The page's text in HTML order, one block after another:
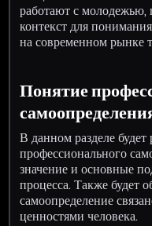
работают с молодежью,
контекст для
на современном рынке
Понятие
В данном разделе
профессионального
значение и основные
процесса. Также будет
самоопределение
ценностями человека.